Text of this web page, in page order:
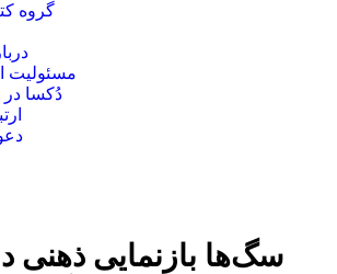
گروه
مسئولیت
دُکسا در
سگ‌ها بازنمایی ذهنی